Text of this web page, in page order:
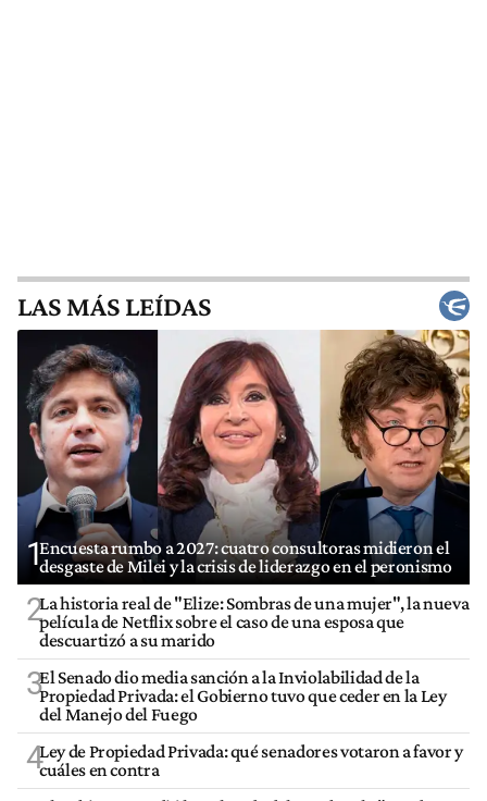
LAS MÁS LEÍDAS
1Encuesta rumbo a 2027: cuatro consultoras midieron el
desgaste de Milei y la crisis de liderazgo en el peronismo
2La historia real de "Elize: Sombras de una mujer", la nueva
película de Netflix sobre el caso de una esposa que
descuartizó a su marido
3El Senado dio media sanción a la Inviolabilidad de la
Propiedad Privada: el Gobierno tuvo que ceder en la Ley
del Manejo del Fuego
4Ley de Propiedad Privada: qué senadores votaron a favor y
cuáles en contra